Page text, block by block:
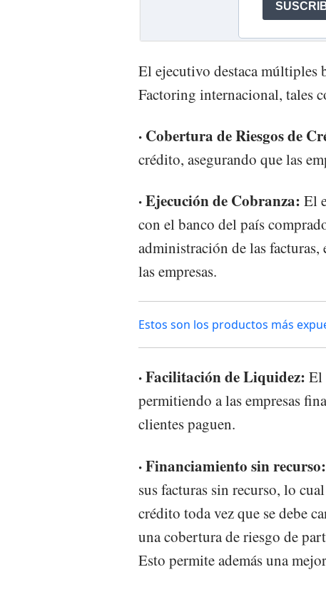
El ejecutivo destaca múltiples
Factoring internacional, tales
· Cobertura de Riesgos de
crédito, asegurando que las
· Ejecución de Cobranza: El
con el banco del país
administración de las
las empresas.
Estos son los productos más
· Facilitación de Liquidez: El
permitiendo a las empresas
clientes paguen.
· Financiamiento sin recurso:
sus facturas sin recurso, lo
crédito toda vez que se debe
una cobertura de riesgo de
Esto permite además una